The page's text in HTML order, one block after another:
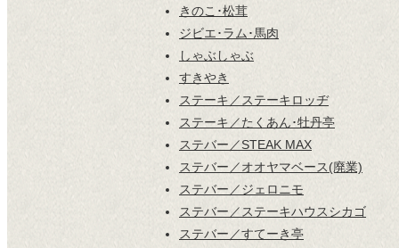
きのこ･松茸
ジビエ･ラム･馬肉
しゃぶしゃぶ
すきやき
ステーキ／ステーキロッヂ
ステーキ／たくあん･牡丹亭
ステバー／STEAK MAX
ステバー／オオヤマベース(廃業)
ステバー／ジェロニモ
ステバー／ステーキハウスシカゴ
ステバー／すてーき亭